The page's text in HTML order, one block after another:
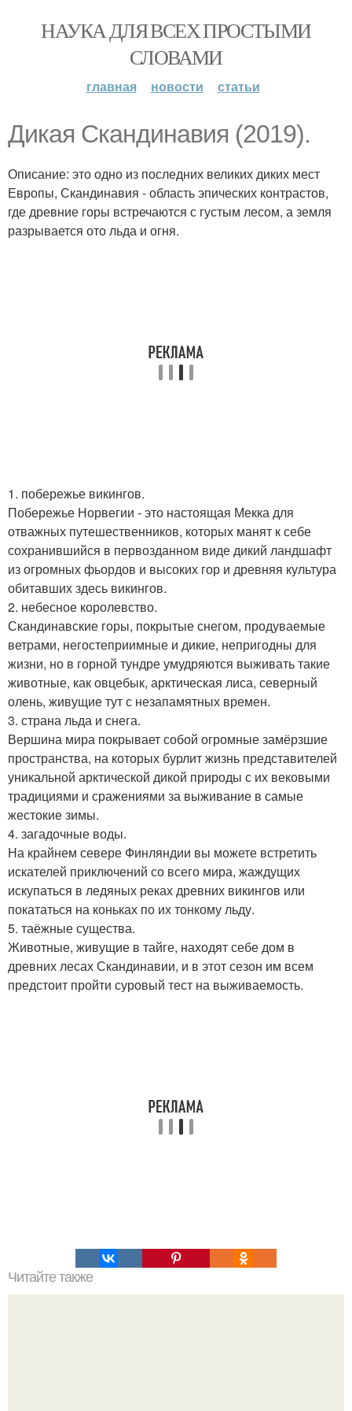
НАУКА ДЛЯ ВСЕХ ПРОСТЫМИ
СЛОВАМИ
главная новости статьи
Дикая Скандинавия (2019).
Описание: это одно из последних великих диких мест
Европы, Скандинавия - область эпических контрастов,
где древние горы встречаются с густым лесом, а земля
разрывается ото льда и огня.
1. побережье викингов.
Побережье Норвегии - это настоящая Мекка для
отважных путешественников, которых манят к себе
сохранившийся в первозданном виде дикий ландшафт
из огромных фьордов и высоких гор и древняя культура
обитавших здесь викингов.
2. небесное королевство.
Скандинавские горы, покрытые снегом, продуваемые
ветрами, негостеприимные и дикие, непригодны для
жизни, но в горной тундре умудряются выживать такие
животные, как овцебык, арктическая лиса, северный
олень, живущие тут с незапамятных времен.
3. страна льда и снега.
Вершина мира покрывает собой огромные замёрзшие
пространства, на которых бурлит жизнь представителей
уникальной арктической дикой природы с их вековыми
традициями и сражениями за выживание в самые
жестокие зимы.
4. загадочные воды.
На крайнем севере Финляндии вы можете встретить
искателей приключений со всего мира, жаждущих
искупаться в ледяных реках древних викингов или
покататься на коньках по их тонкому льду.
5. таёжные существа.
Животные, живущие в тайге, находят себе дом в
древних лесах Скандинавии, и в этот сезон им всем
предстоит пройти суровый тест на выживаемость.
Читайте также